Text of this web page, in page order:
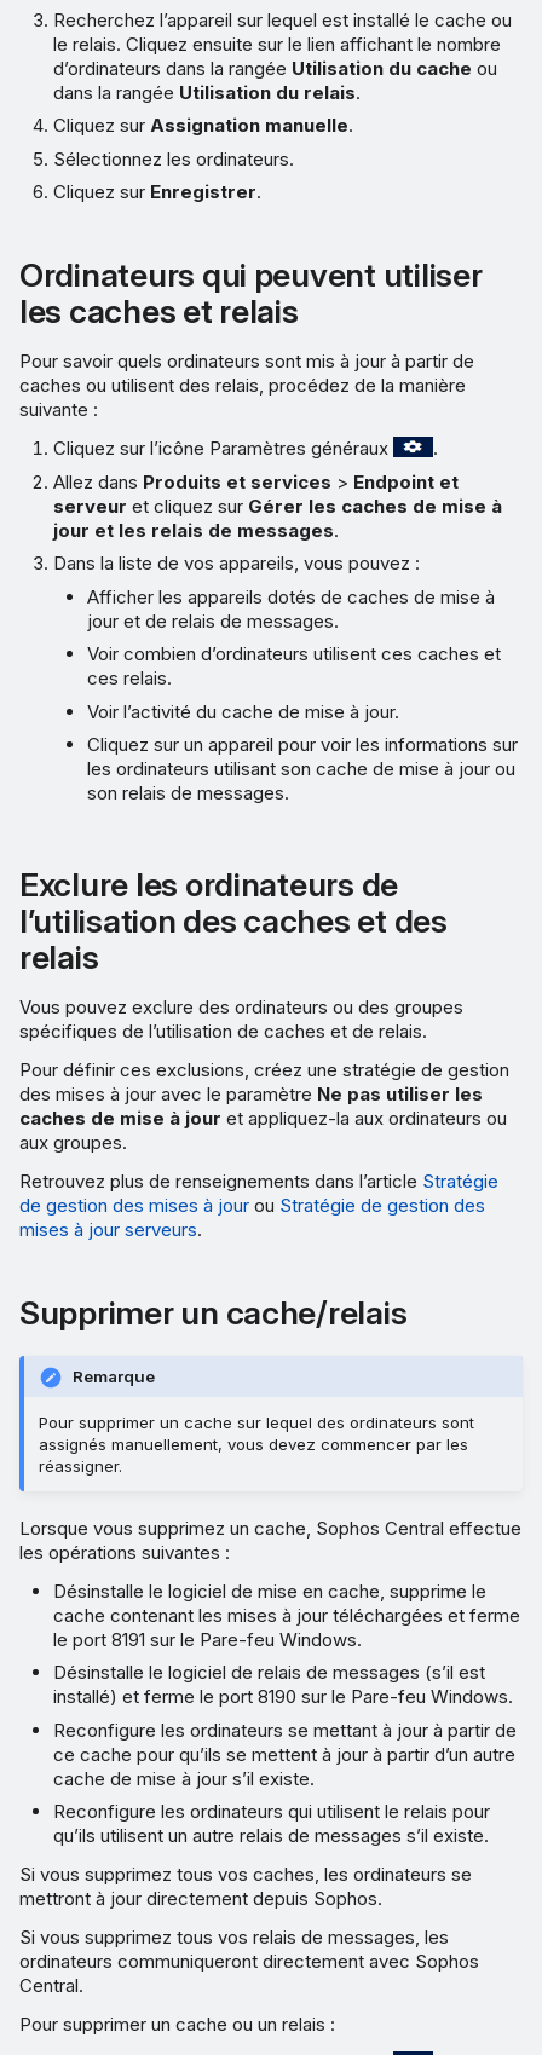
Recherchez l’appareil sur lequel est installé le cache ou
le relais. Cliquez ensuite sur le lien affichant le nombre
d’ordinateurs dans la rangée Utilisation du cache ou
dans la rangée Utilisation du relais.
Cliquez surAssignation manuelle.
Sélectionnez les ordinateurs.
Cliquez sur Enregistrer.
Ordinateurs qui peuvent utiliser
les caches et relais
Pour savoir quels ordinateurs sont mis à jour à partir de
caches ou utilisent des relais, procédez de la manière
suivante :
Cliquez sur l’icône Paramètres généraux
.
Allez dans Produits et services > Endpoint et
serveur et cliquez sur Gérer les caches de mise à
jour et les relais de messages.
Dans la liste de vos appareils, vous pouvez :
Afficher les appareils dotés de caches de mise à
jour et de relais de messages.
Voir combien d’ordinateurs utilisent ces caches et
ces relais.
Voir l’activité du cache de mise à jour.
Cliquez sur un appareil pour voir les informations sur
les ordinateurs utilisant son cache de mise à jour ou
son relais de messages.
Exclure les ordinateurs de
l’utilisation des caches et des
relais
Vous pouvez exclure des ordinateurs ou des groupes
spécifiques de l’utilisation de caches et de relais.
Pour définir ces exclusions, créez une stratégie de gestion
des mises à jour avec le paramètre Ne pas utiliser les
caches de mise à jour et appliquez-la aux ordinateurs ou
aux groupes.
Retrouvez plus de renseignements dans l’article Stratégie
de gestion des mises à jour ou Stratégie de gestion des
mises à jour serveurs.
Supprimer un cache/relais
Remarque
Pour supprimer un cache sur lequel des ordinateurs sont
assignés manuellement, vous devez commencer par les
réassigner.
Lorsque vous supprimez un cache, Sophos Central effectue
les opérations suivantes :
Désinstalle le logiciel de mise en cache, supprime le
cache contenant les mises à jour téléchargées et ferme
le port 8191 sur le Pare-feu Windows.
Désinstalle le logiciel de relais de messages (s’il est
installé) et ferme le port 8190 sur le Pare-feu Windows.
Reconfigure les ordinateurs se mettant à jour à partir de
ce cache pour qu’ils se mettent à jour à partir d’un autre
cache de mise à jour s’il existe.
Reconfigure les ordinateurs qui utilisent le relais pour
qu’ils utilisent un autre relais de messages s’il existe.
Si vous supprimez tous vos caches, les ordinateurs se
mettront à jour directement depuis Sophos.
Si vous supprimez tous vos relais de messages, les
ordinateurs communiqueront directement avec Sophos
Central.
Pour supprimer un cache ou un relais :